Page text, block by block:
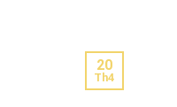
20
Th4